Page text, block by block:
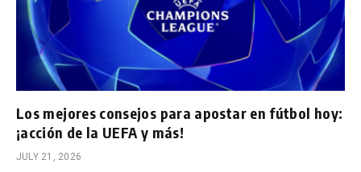
Los mejores consejos para apostar en fútbol hoy:
¡acción de la UEFA y más!
JULY 21, 2026